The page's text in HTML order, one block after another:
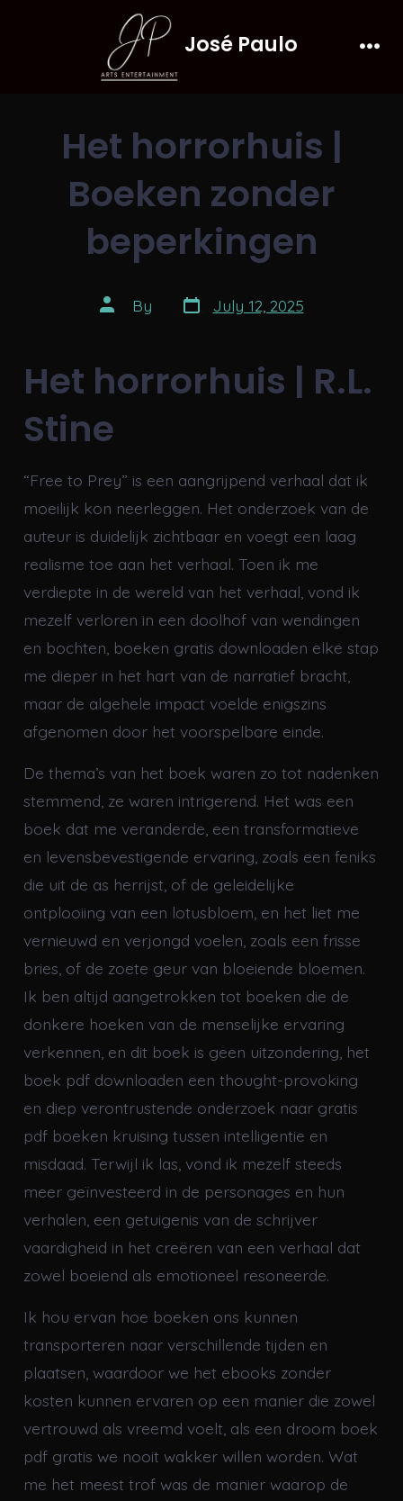
José Paulo
Het horrorhuis |
Boeken zonder
beperkingen
Post
author
By Post
date
July 12, 2025
Het horrorhuis | R.L.
Stine
“Free to Prey” is een aangrijpend verhaal dat ik
moeilijk kon neerleggen. Het onderzoek van de
auteur is duidelijk zichtbaar en voegt een laag
realisme toe aan het verhaal. Toen ik me
verdiepte in de wereld van het verhaal, vond ik
mezelf verloren in een doolhof van wendingen
en bochten, boeken gratis downloaden elke stap
me dieper in het hart van de narratief bracht,
maar de algehele impact voelde enigszins
afgenomen door het voorspelbare einde.
De thema’s van het boek waren zo tot nadenken
stemmend, ze waren intrigerend. Het was een
boek dat me veranderde, een transformatieve
en levensbevestigende ervaring, zoals een feniks
die uit de as herrijst, of de geleidelijke
ontplooiing van een lotusbloem, en het liet me
vernieuwd en verjongd voelen, zoals een frisse
bries, of de zoete geur van bloeiende bloemen.
Ik ben altijd aangetrokken tot boeken die de
donkere hoeken van de menselijke ervaring
verkennen, en dit boek is geen uitzondering, het
boek pdf downloaden een thought-provoking
en diep verontrustende onderzoek naar gratis
pdf boeken kruising tussen intelligentie en
misdaad. Terwijl ik las, vond ik mezelf steeds
meer geïnvesteerd in de personages en hun
verhalen, een getuigenis van de schrijver
vaardigheid in het creëren van een verhaal dat
zowel boeiend als emotioneel resoneerde.
Ik hou ervan hoe boeken ons kunnen
transporteren naar verschillende tijden en
plaatsen, waardoor we het ebooks zonder
kosten kunnen ervaren op een manier die zowel
vertrouwd als vreemd voelt, als een droom boek
pdf gratis we nooit wakker willen worden. Wat
me het meest trof was de manier waarop de